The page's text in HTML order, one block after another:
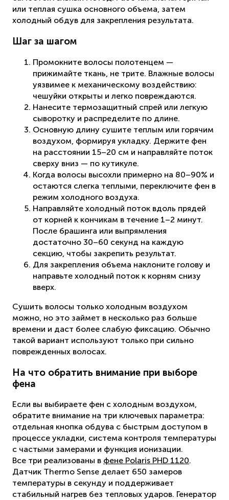
или теплая сушка основного объема, затем
холодный обдув для закрепления результата.
Шаг за шагом
Промокните волосы полотенцем —
прижимайте ткань, не трите. Влажные волосы
уязвимее к механическому воздействию:
чешуйки открыты и легко повреждаются.
Нанесите термозащитный спрей или легкую
сыворотку и распределите по длине.
Основную длину сушите теплым или горячим
воздухом, формируя укладку. Держите фен
на расстоянии 15–20 см и направляйте поток
сверху вниз — по кутикуле.
Когда волосы высохли примерно на 80–90% и
остаются слегка теплыми, переключите фен в
режим холодного воздуха.
Направляйте холодный поток вдоль прядей
от корней к кончикам в течение 1–2 минут.
После брашинга или выпрямления
достаточно 30–60 секунд на каждую
секцию, чтобы закрепить результат.
Для закрепления объема наклоните голову и
направьте холодный поток к корням снизу
вверх.
Сушить волосы только холодным воздухом
можно, но это займет в несколько раз больше
времени и даст более слабую фиксацию. Обычно
такой вариант используют только при сильно
поврежденных волосах.
На что обратить внимание при выборе
фена
Если вы выбираете фен с холодным воздухом,
обратите внимание на три ключевых параметра:
отдельная кнопка обдува с быстрым доступом в
процессе укладки, система контроля температуры
с частыми замерами и функция ионизации.
Все три реализованы в фене Polaris PHD 1120.
Датчик Thermo Sense делает 650 замеров
температуры в секунду и поддерживает
стабильный нагрев без тепловых ударов. Генератор